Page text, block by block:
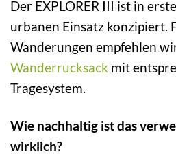
Der EXPLORER III ist in
urbanen Einsatz konzipiert.
Wanderungen empfehlen
Wanderrucksack mit
Tragesystem.
Wie nachhaltig ist das
wirklich?